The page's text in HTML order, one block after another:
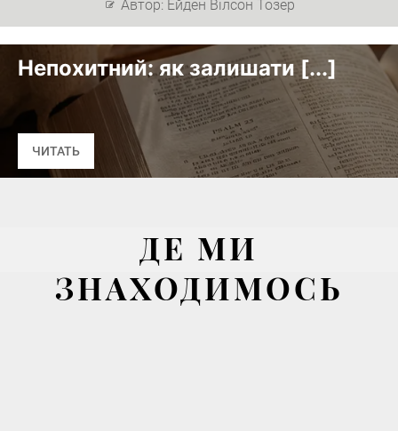
Автор: Ейден Вілсон Тозер
як залишати [...]
ДЕ МИ
ЗНАХОДИМОСЬ